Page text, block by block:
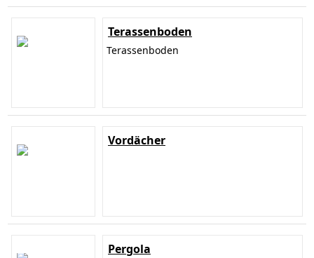
Terassenboden
Terassenboden
Vordächer
Pergola